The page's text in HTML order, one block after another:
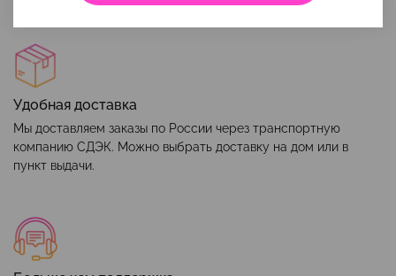
Удобная доставка
Мы доставляем заказы по России через транспортную
компанию СДЭК. Можно выбрать доставку на дом или в
пункт выдачи.